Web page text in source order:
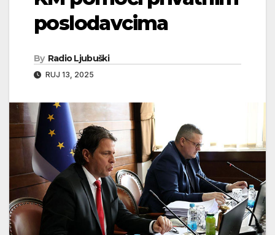
poslodavcima
By Radio Ljubuški
RUJ 13, 2025